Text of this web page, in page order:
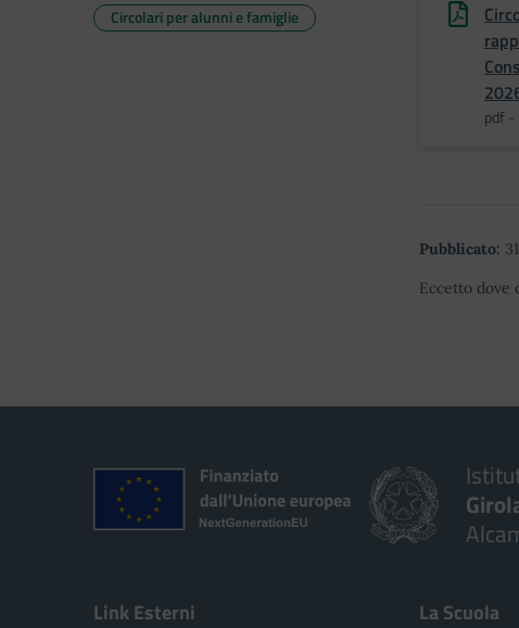
pdf -
Pubblicato:
Eccetto dove
Circolari per alunni e famiglie
Link Esterni La Scuola